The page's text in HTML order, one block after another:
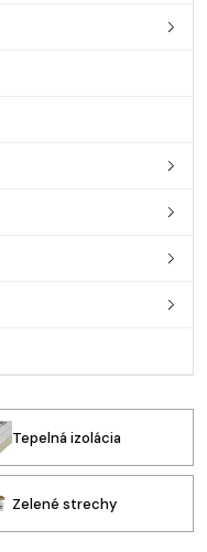
Tepelná izolácia
Zelené strechy